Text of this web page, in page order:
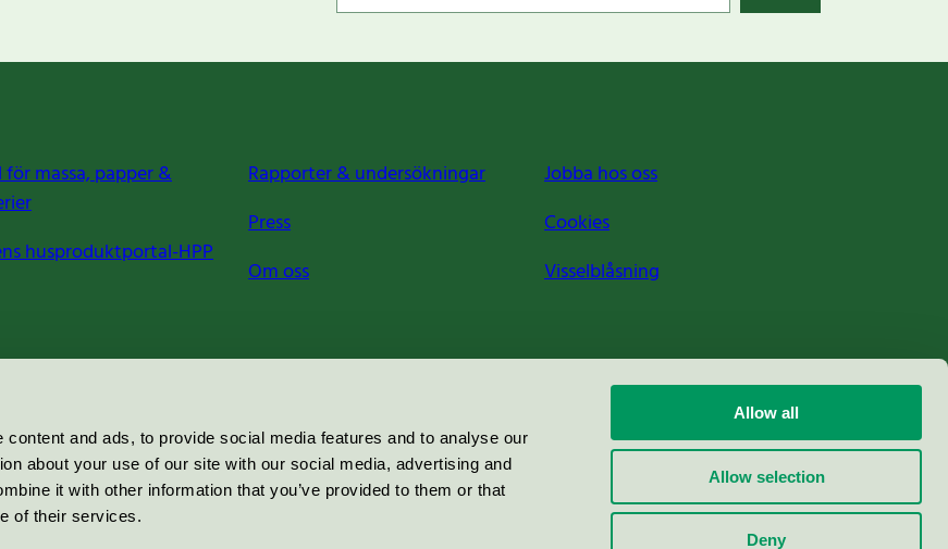
and ads, to provide social media features and to analyse our
about your use of our site with our social media, advertising and
it with other information that you’ve provided to them or that
of their services.
Allow all
Allow selection
Deny
massa, papper &
husproduktportal-HPP
Rapporter & undersökningar
Press
Om oss
Jobba hos oss
Cookies
Visselblåsning